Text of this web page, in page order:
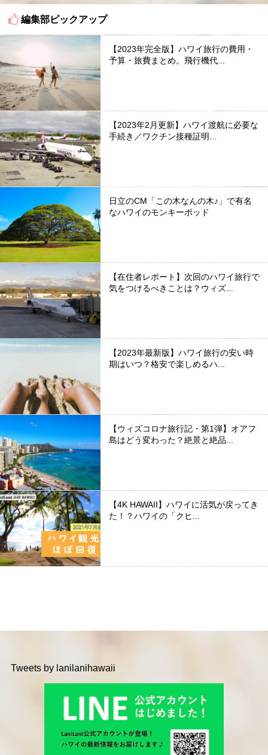
編集部ピックアップ
【2023年完全版】ハワイ旅行の費用・
予算・旅費まとめ。飛行機代...
【2023年2月更新】ハワイ渡航に必要な
手続き／ワクチン接種証明...
日立のCM「この木なんの木♪」で有名
なハワイのモンキーポッド
【在住者レポート】次回のハワイ旅行で
気をつけるべきことは？ウィズ...
【2023年最新版】ハワイ旅行の安い時
期はいつ？格安で楽しめるハ...
【ウィズコロナ旅行記・第1弾】オアフ
島はどう変わった？絶景と絶品...
【4K HAWAII】ハワイに活気が戻ってき
た！？ハワイの「クヒ...
Tweets by lanilanihawaii